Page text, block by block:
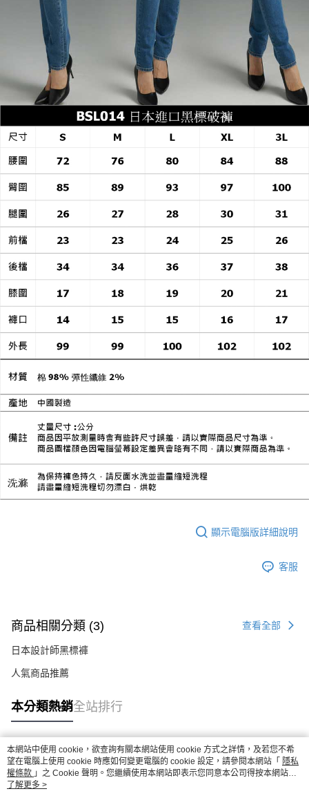
顯示電腦版詳細說明
客服
商品相關分類 (3) 查看全部
日本設計師黑標褲
人氣商品推薦
本分類熱銷全站排行
熱門標籤
本網站中使用 cookie，欲查詢有關本網站使用 cookie 方式之詳情，及若您不希
望在電腦上使用 cookie 時應如何變更電腦的 cookie 設定，請參閱本網站「 隱私
權條款 」之 Cookie 聲明。您繼續使用本網站即表示您同意本公司得按本網站使
用條款之 Cookie 聲明使用 cookie。
了解更多 >